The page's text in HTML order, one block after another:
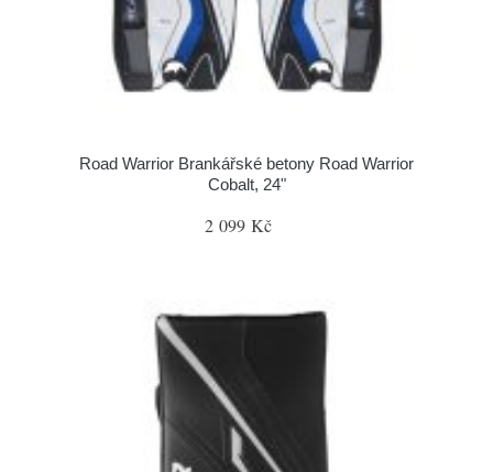
Road Warrior Brankářské betony Road Warrior
Cobalt, 24"
2 099 Kč